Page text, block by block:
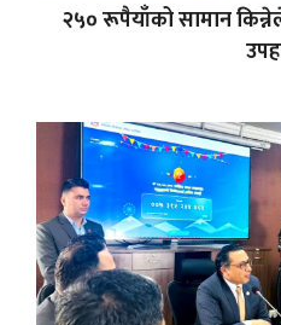
२५० रूपैयाँको सामान